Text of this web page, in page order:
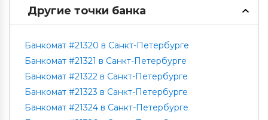
Другие точки банка
Банкомат #21320 в Санкт-Петербурге
Банкомат #21321 в Санкт-Петербурге
Банкомат #21322 в Санкт-Петербурге
Банкомат #21323 в Санкт-Петербурге
Банкомат #21324 в Санкт-Петербурге